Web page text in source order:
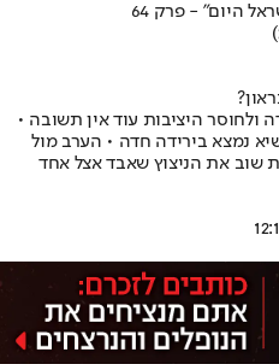
היום" - פרק 64
היציבות עוד אין תשובה •
נמצא בירידה חדה • הערב מול
שוב את הניצוץ שאבד אצל אחד